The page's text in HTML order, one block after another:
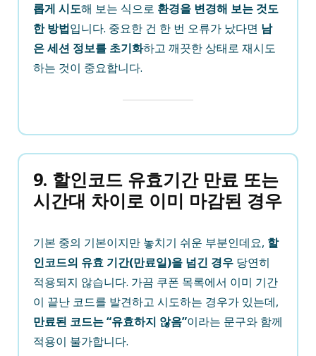
롭게 시도해 보는 식으로 환경을 변경해 보는 것도
한 방법입니다. 중요한 건 한 번 오류가 났다면 남
은 세션 정보를 초기화하고 깨끗한 상태로 재시도
하는 것이 중요합니다.
9. 할인코드 유효기간 만료 또는
시간대 차이로 이미 마감된 경우
기본 중의 기본이지만 놓치기 쉬운 부분인데요, 할
인코드의 유효 기간(만료일)을 넘긴 경우 당연히
적용되지 않습니다. 가끔 쿠폰 목록에서 이미 기간
이 끝난 코드를 발견하고 시도하는 경우가 있는데,
만료된 코드는 “유효하지 않음”이라는 문구와 함께
적용이 불가합니다.